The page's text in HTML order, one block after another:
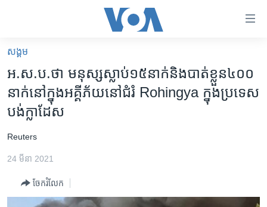
គេហទំព័រ​
ទាក់ទង
និង​
ចូល​
ទំព័រ​
ព័ត៌មាន​​
រំលង​
អន្តរជាតិ
អាមេរិក
ព្រឹត្តិការណ៍ព័ត៌មាន
សង្គម
អ.ស.ប.​ថា​ មនុស្ស​​ស្លាប់​១៥​នាក់​​និង​បាត់​ខ្លួន​៤០០​
នាក់​នៅក្នុង​អគ្គីភ័យ​នៅ​ជំរំ​ Rohingya ​ក្នុង​ប្រទេស​
បង់ក្លាដែស
​Reuters
24 មីនា 2021
ចែករំលែក